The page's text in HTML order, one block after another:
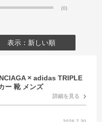
(0)
表示：新しい順
× adidas TRIPLE
ー 靴 メンズ
詳細を見る